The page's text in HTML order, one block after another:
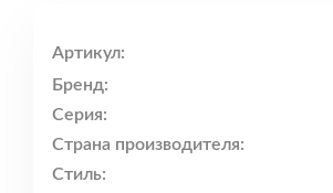
Артикул:
Бренд:
Серия:
Страна производителя:
Стиль: